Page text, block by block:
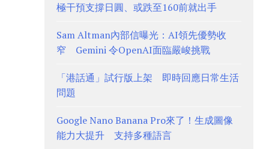
極干預支撐日圓、或跌至160前就出手
Sam Altman內部信曝光：AI領先優勢收
窄 Gemini 令OpenAI面臨嚴峻挑戰
「港話通」試行版上架 即時回應日常生活
問題
Google Nano Banana Pro來了！生成圖像
能力大提升 支持多種語言